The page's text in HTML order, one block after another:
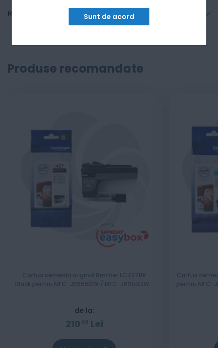
Sunt de acord
Recenzii
Produse recomandate
Cartus cerneala original Brother LC427BK
Black pentru MFC-J5955DW / MFC-J6955DW /
de la:
210 00 Lei
Cartus
pentru MFC-